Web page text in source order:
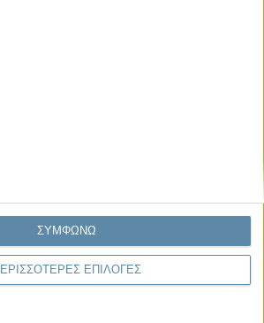
ΕΠΙΛΟΓΕΣ
ΣΥΜΦΩΝΩ
ανθρώπους να είναι (letting